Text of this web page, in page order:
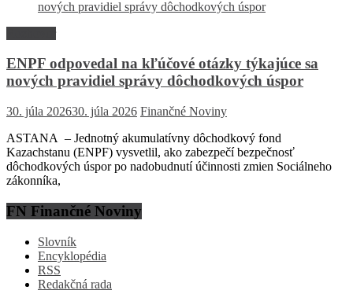
ENPF odpovedal na kľúčové otázky týkajúce sa
nových pravidiel správy dôchodkových úspor
30. júla 202630. júla 2026 Finančné Noviny
ASTANA – Jednotný akumulatívny dôchodkový fond
Kazachstanu (ENPF) vysvetlil, ako zabezpečí bezpečnosť
dôchodkových úspor po nadobudnutí účinnosti zmien Sociálneho
zákonníka,
FN Finančné Noviny
Slovník
Encyklopédia
RSS
Redakčná rada